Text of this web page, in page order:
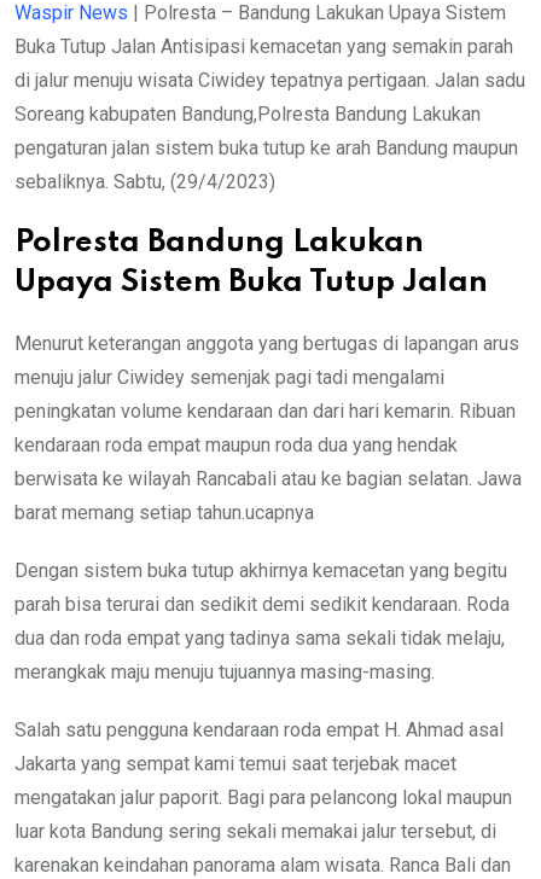
Waspir News | Polresta – Bandung Lakukan Upaya Sistem
Buka Tutup Jalan Antisipasi kemacetan yang semakin parah
di jalur menuju wisata Ciwidey tepatnya pertigaan. Jalan sadu
Soreang kabupaten Bandung,Polresta Bandung Lakukan
pengaturan jalan sistem buka tutup ke arah Bandung maupun
sebaliknya. Sabtu, (29/4/2023)
Polresta Bandung Lakukan
Upaya Sistem Buka Tutup Jalan
Menurut keterangan anggota yang bertugas di lapangan arus
menuju jalur Ciwidey semenjak pagi tadi mengalami
peningkatan volume kendaraan dan dari hari kemarin. Ribuan
kendaraan roda empat maupun roda dua yang hendak
berwisata ke wilayah Rancabali atau ke bagian selatan. Jawa
barat memang setiap tahun.ucapnya
Dengan sistem buka tutup akhirnya kemacetan yang begitu
parah bisa terurai dan sedikit demi sedikit kendaraan. Roda
dua dan roda empat yang tadinya sama sekali tidak melaju,
merangkak maju menuju tujuannya masing-masing.
Salah satu pengguna kendaraan roda empat H. Ahmad asal
Jakarta yang sempat kami temui saat terjebak macet
mengatakan jalur paporit. Bagi para pelancong lokal maupun
luar kota Bandung sering sekali memakai jalur tersebut, di
karenakan keindahan panorama alam wisata. Ranca Bali dan